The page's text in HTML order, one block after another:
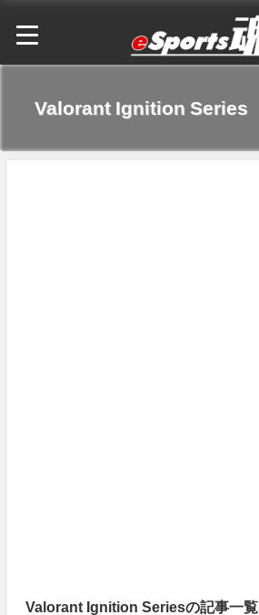
Valorant Ignition Series
Valorant Ignition Seriesの記事一覧